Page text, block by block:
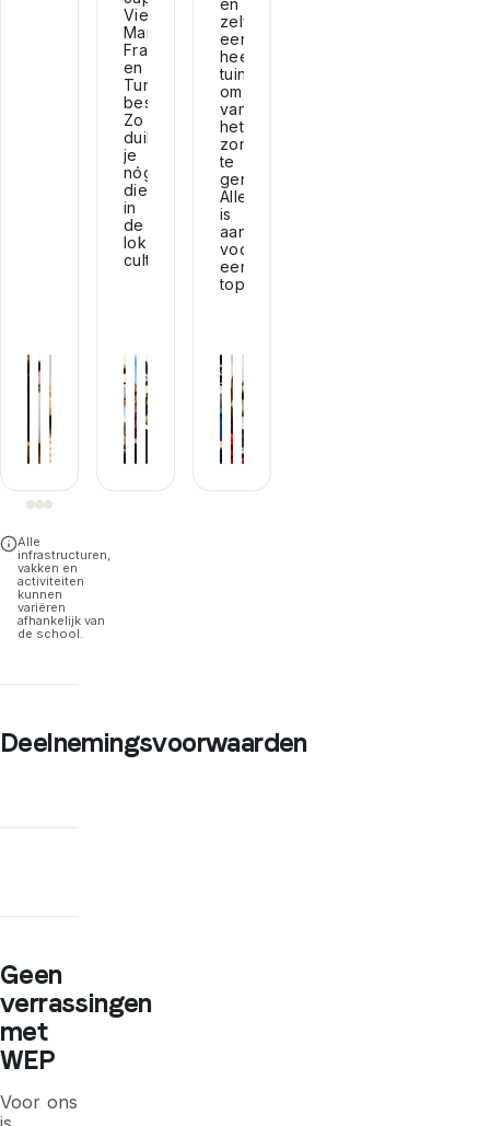
Vietnamees,
Mandarijn,
Frans
en
Turks
beschikbaar.
Zo
duik
je
nóg
dieper
in
de
lokale
cultuur!
en
zelfs
een
heerlijke
tuin
om
van
het
zonnetje
te
genieten.
Alles
is
aanwezig
voor
een
topverblijf!
Alle
infrastructuren,
vakken en
activiteiten
kunnen
variëren
afhankelijk van
de school.
Deelnemingsvoorwaarden
Geen
verrassingen
met
WEP
Voor ons